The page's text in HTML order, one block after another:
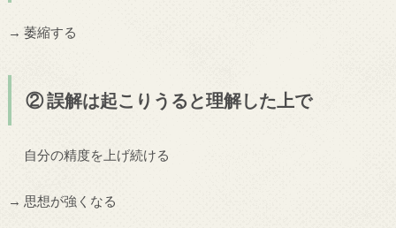
→ 萎縮する
② 誤解は起こりうると理解した上で
自分の精度を上げ続ける
→ 思想が強くなる